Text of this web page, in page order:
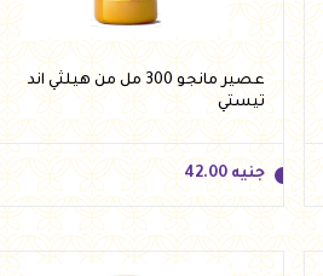
عصير مانجو 300 مل من هيلثي اند
تيستي
جنيه 42.00